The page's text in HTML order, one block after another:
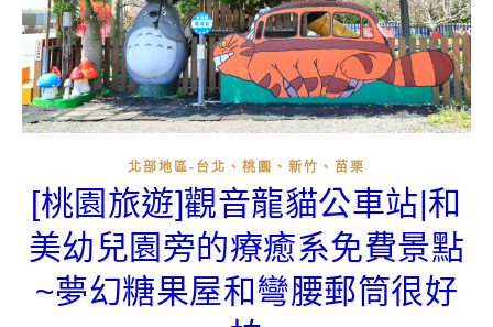
北部地區-台北、桃園、新竹、苗栗
[桃園旅遊]觀音龍貓公車站|和
美幼兒園旁的療癒系免費景點
~夢幻糖果屋和彎腰郵筒很好